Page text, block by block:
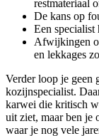
restmateriaal
De kans op
Een specialist
Afwijkingen
en lekkages
Verder loop je geen
kozijnspecialist.
karwei die kritisch
uit ziet, maar ben je
waar je nog vele